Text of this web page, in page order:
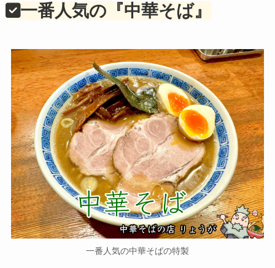
一番人気の『中華そば』
一番人気の中華そばの特製